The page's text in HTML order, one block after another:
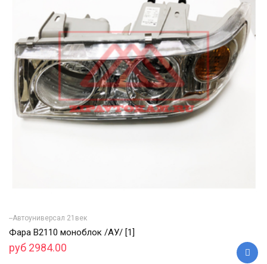
--Автоуниверсал 21век
Фара В2110 моноблок /АУ/ [1]
руб 2984.00